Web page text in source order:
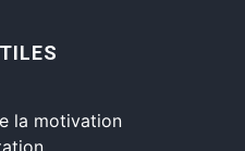
la motivation